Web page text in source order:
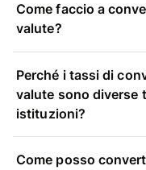
Come faccio a
valute?
Perché i tassi di
valute sono diverse
istituzioni?
Come posso